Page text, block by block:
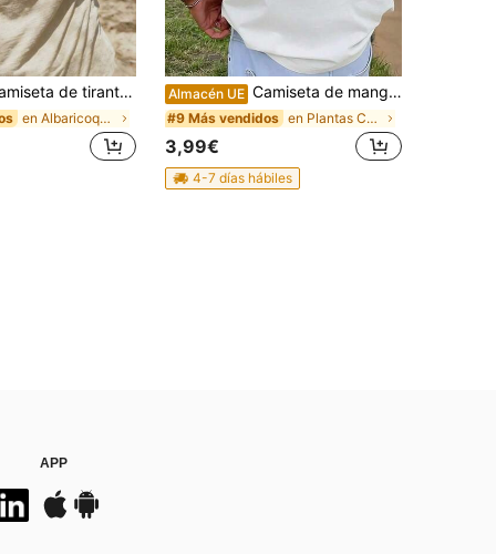
informal de cuello redondo con estampado de letras de palmeras, ligera para el verano, para hombre
en Albaricoque Camisetas sin mangas para hombre
Almacén UE Camiseta de manga corta con estampado gráfico para hombre, ideal para la playa en verano. Camiseta holgada de manga corta.
#9 Más vendidos en Plantas Camisetas de hombre
3,99€
4-7 días hábiles
APP